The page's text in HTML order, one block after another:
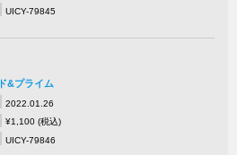
UICY-79845
&プライム
2022.01.26
¥1,100 (税込)
UICY-79846